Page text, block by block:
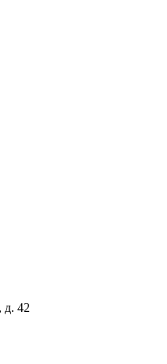
д. 42